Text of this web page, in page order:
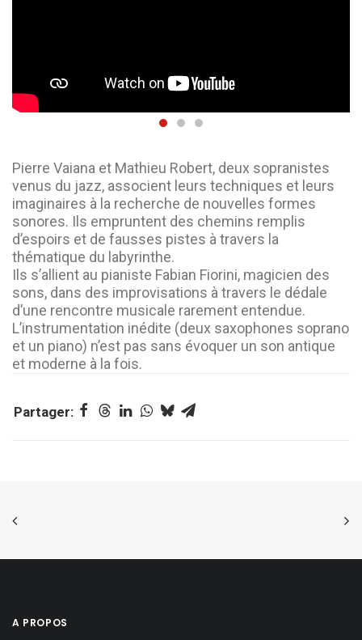
Pierre Vaiana et Mathieu Robert, deux sopranistes
venus du jazz, associent leurs techniques et leurs
imaginaires à la recherche de nouvelles formes
sonores. Ils empruntent des chemins remplis
d’espoirs et de fausses pistes à travers la
thématique du labyrinthe.
Ils s’allient au pianiste Fabian Fiorini, magicien des
sons, dans des improvisations à travers le dédale
d’une rencontre musicale rarement entendue.
L’instrumentation inédite (deux saxophones soprano
et un piano) n’est pas sans évoquer un son antique
et moderne à la fois.
A PROPOS